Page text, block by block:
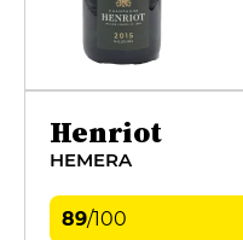
Henriot
HEMERA
89/100